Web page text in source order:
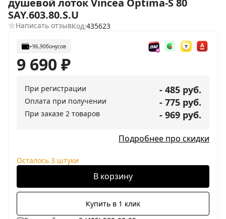
SAY.603.80.S.U
Написать отзывКод:435623
+96,90бонусов
9 690₽
При регистрации - 485 руб.
Оплата при получении - 775 руб.
При заказе 2 товаров - 969 руб.
Подробнее про скидки
Осталось 3 штуки
В корзину
Купить в 1 клик